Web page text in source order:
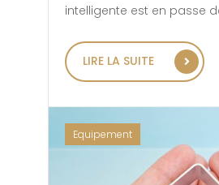
intelligente est en passe
LIRE LA SUITE «
Equipement